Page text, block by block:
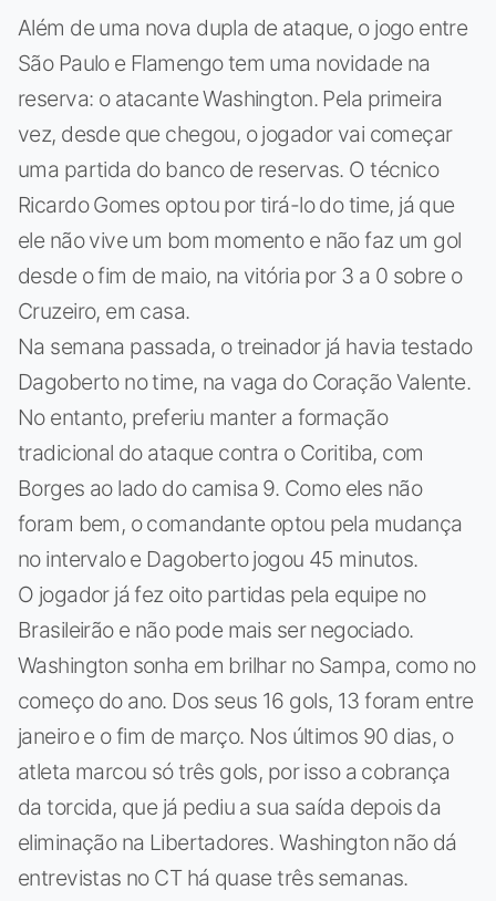
Além de uma nova dupla de ataque, o jogo entre
São Paulo e Flamengo tem uma novidade na
reserva: o atacante Washington. Pela primeira
vez, desde que chegou, o jogador vai começar
uma partida do banco de reservas. O técnico
Ricardo Gomes optou por tirá-lo do time, já que
ele não vive um bom momento e não faz um gol
desde o fim de maio, na vitória por 3 a 0 sobre o
Cruzeiro, em casa.
Na semana passada, o treinador já havia testado
Dagoberto no time, na vaga do Coração Valente.
No entanto, preferiu manter a formação
tradicional do ataque contra o Coritiba, com
Borges ao lado do camisa 9. Como eles não
foram bem, o comandante optou pela mudança
no intervalo e Dagoberto jogou 45 minutos.
O jogador já fez oito partidas pela equipe no
Brasileirão e não pode mais ser negociado.
Washington sonha em brilhar no Sampa, como no
começo do ano. Dos seus 16 gols, 13 foram entre
janeiro e o fim de março. Nos últimos 90 dias, o
atleta marcou só três gols, por isso a cobrança
da torcida, que já pediu a sua saída depois da
eliminação na Libertadores. Washington não dá
entrevistas no CT há quase três semanas.